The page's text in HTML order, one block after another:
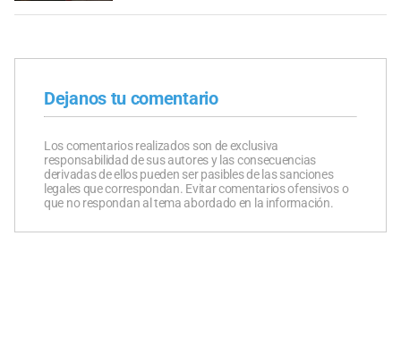
Dejanos tu comentario
Los comentarios realizados son de exclusiva
responsabilidad de sus autores y las consecuencias
derivadas de ellos pueden ser pasibles de las sanciones
legales que correspondan. Evitar comentarios ofensivos o
que no respondan al tema abordado en la información.